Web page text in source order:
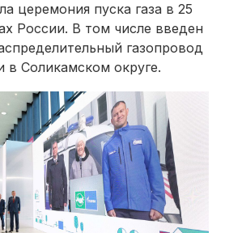
церемония пуска газа в 25
России. В том числе введен
газопровод
в Соликамском округе.